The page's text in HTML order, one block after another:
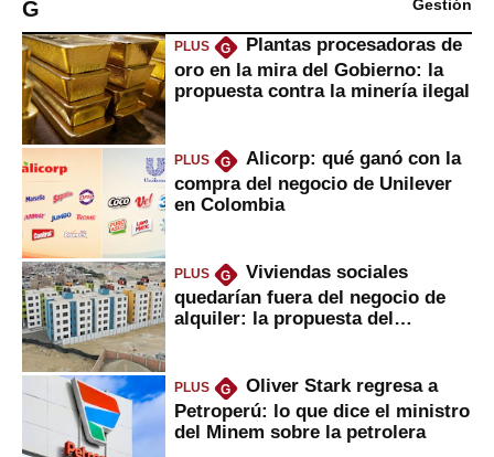
G Gestión
PLUS G
Plantas procesadoras de
oro en la mira del Gobierno: la
propuesta contra la minería ilegal
PLUS G
Alicorp: qué ganó con la
compra del negocio de Unilever
en Colombia
PLUS G
Viviendas sociales
quedarían fuera del negocio de
alquiler: la propuesta del
PLUS G
Oliver Stark regresa a
Petroperú: lo que dice el ministro
del Minem sobre la petrolera